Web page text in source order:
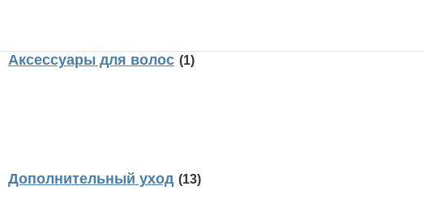
Аксессуары для волос (1)
Дополнительный уход (13)